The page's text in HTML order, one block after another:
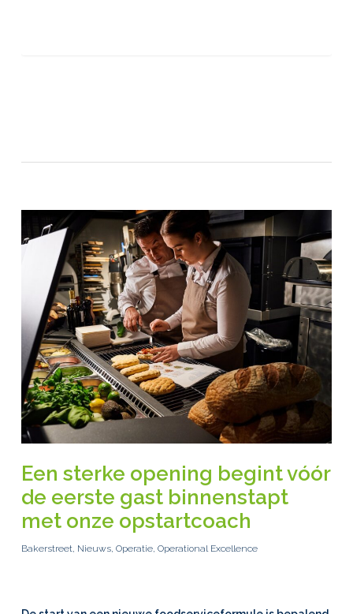
Een sterke opening begint vóór
de eerste gast binnenstapt
met onze opstartcoach
Bakerstreet, Nieuws, Operatie, Operational Excellence